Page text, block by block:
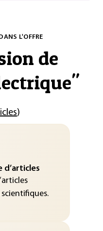
L'OFFRE
de
"
)
d’articles